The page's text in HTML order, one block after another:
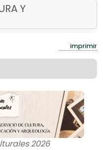
Y
imprimir
2026